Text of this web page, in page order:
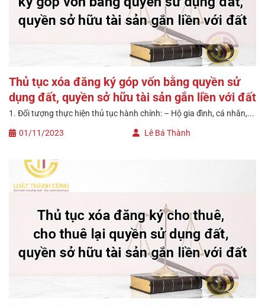
Thủ tục xóa đăng ký góp vốn bằng quyền sử
dụng đất, quyền sở hữu tài sản gắn liền với đất
1. Đối tượng thực hiện thủ tục hành chính: – Hộ gia đình, cá nhân,...
01/11/2023 Lê Bá Thành